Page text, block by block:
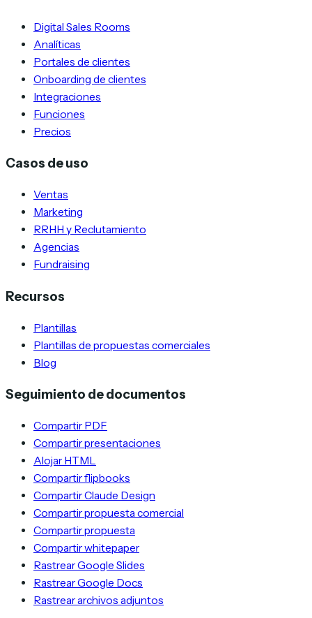
Digital Sales Rooms
Analíticas
Portales de clientes
Onboarding de clientes
Integraciones
Funciones
Precios
Casos de uso
Ventas
Marketing
RRHH y Reclutamiento
Agencias
Fundraising
Recursos
Plantillas
Plantillas de propuestas comerciales
Blog
Seguimiento de documentos
Compartir PDF
Compartir presentaciones
Alojar HTML
Compartir flipbooks
Compartir Claude Design
Compartir propuesta comercial
Compartir propuesta
Compartir whitepaper
Rastrear Google Slides
Rastrear Google Docs
Rastrear archivos adjuntos